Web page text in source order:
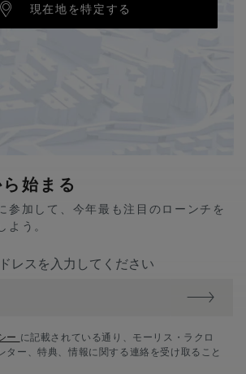
現在地を特定する
始まる
参加して、今年最も注目のローンチを
よう。
レスを入力してください
ー に記載されている通り、モーリス・ラクロ
ター、特典、情報に関する連絡を受け取ること